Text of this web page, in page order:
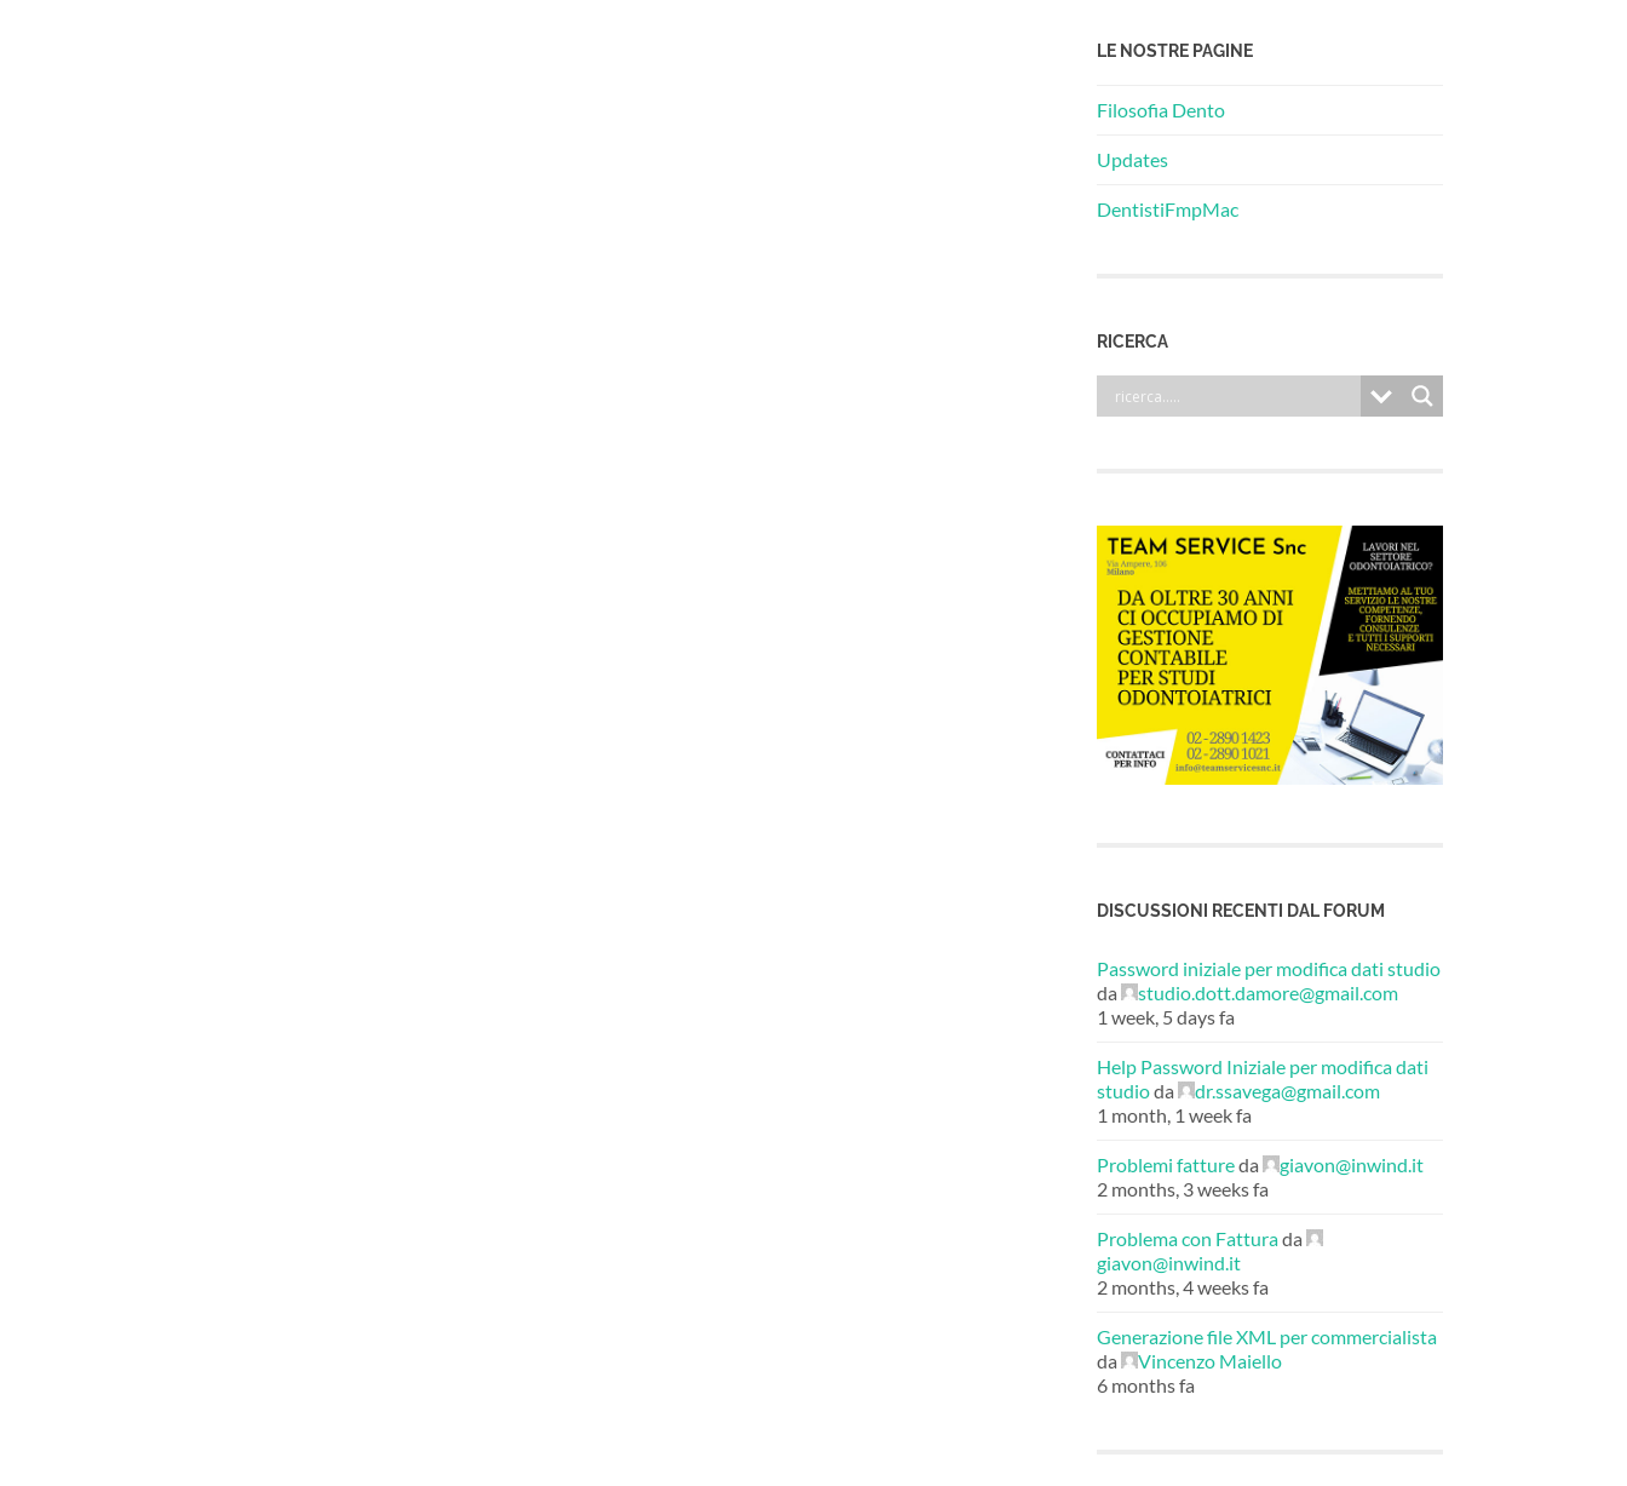
LE NOSTRE PAGINE
Filosofia Dento
Updates
DentistiFmpMac
RICERCA
DISCUSSIONI RECENTI DAL FORUM
Password iniziale per modifica dati studio
da
studio.dott.damore@gmail.com
1 week, 5 days fa
Help Password Iniziale per modifica dati
studioda
dr.ssavega@gmail.com
1 month, 1 week fa
Problemi fattureda
giavon@inwind.it
2 months, 3 weeks fa
Problema con Fatturada
giavon@inwind.it
2 months, 4 weeks fa
Generazione file XML per commercialista
da
Vincenzo Maiello
6 months fa